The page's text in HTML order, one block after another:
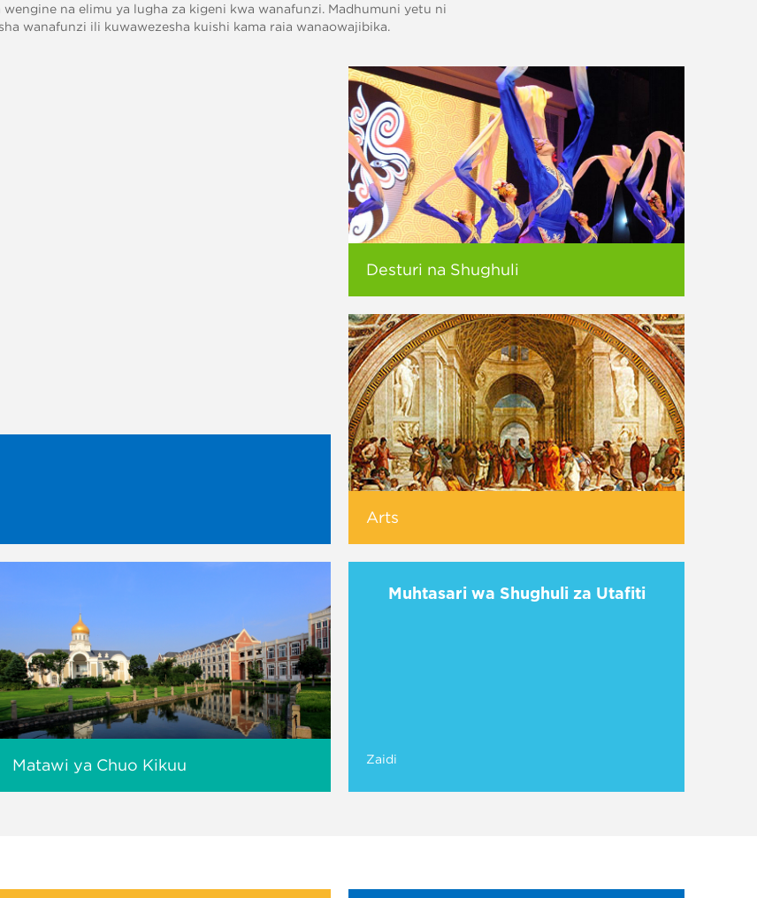
na elimu ya lugha za kigeni kwa wanafunzi. Madhumuni yetu ni
wanafunzi ili kuwawezesha kuishi kama raia wanaowajibika.
Desturi na Shughuli
Arts
Matawi ya Chuo Kikuu
Muhtasari wa Shughuli za Utafiti
Zaidi